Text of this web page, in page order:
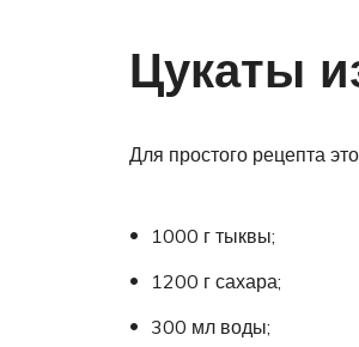
Цукаты
Для простого рецепта
1000 г тыквы;
1200 г сахара;
300 мл воды;